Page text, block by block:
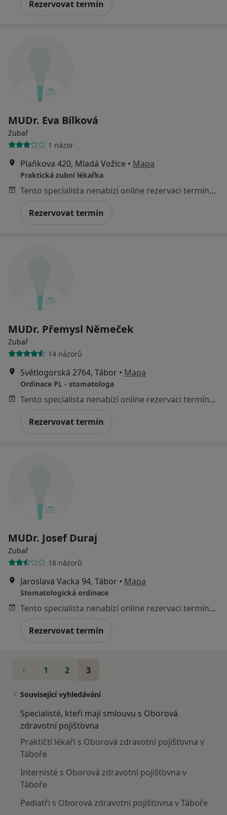
Rezervovat termín
MUDr. Eva Bílková
Zubař
1 názor
Plaňkova 420, Mladá Vožice • Mapa
Praktická zubní lékařka
Tento specialista nenabízí online rezervaci termínu na této adrese.
Rezervovat termín
MUDr. Přemysl Němeček
Zubař
14 názorů
Světlogorská 2764, Tábor • Mapa
Ordinace PL - stomatologa
Tento specialista nenabízí online rezervaci termínu na této adrese.
Rezervovat termín
MUDr. Josef Duraj
Zubař
16 názorů
Jaroslava Vacka 94, Tábor • Mapa
Stomatologická ordinace
Tento specialista nenabízí online rezervaci termínu na této adrese.
Rezervovat termín
1 2 3
Související vyhledávání
Specialisté, kteří mají smlouvu s Oborová
zdravotní pojišťovna
Praktičtí lékaři s Oborová zdravotní pojišťovna v
Táboře
Internisté s Oborová zdravotní pojišťovna v
Táboře
Pediatři s Oborová zdravotní pojišťovna v Táboře